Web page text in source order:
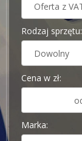
Oferta z
Rodzaj sprzętu:
Dowolny
Cena w zł:
Marka: